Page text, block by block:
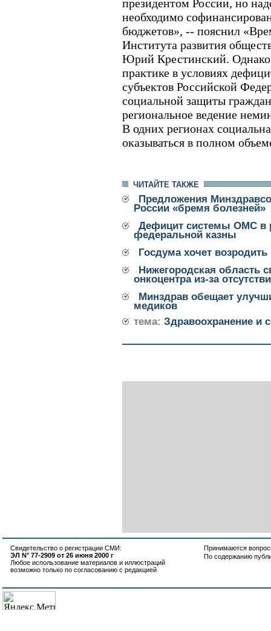
президентом России, но
необходимо
бюджетов», -- пояснил
Института развития
Юрий Крестинский.
практике в условиях
субъектов Российской
социальной защиты
региональное ведение
В одних регионах
оказываться в полном
ЧИТАЙТЕ ТАКЖЕ
Предложения
России «бремя болезней»
Дефицит системы ОМС в
федеральной казны
Госдума хочет
Нижегородская область
онкоцентра из-за
Минздрав обещает
медиков
тема: Здравоохранение и
Свидетельство о регистрации СМИ:
ЭЛ N° 77-2909 от 26 июня 2000 г
Любое использование материалов и иллюстраций
возможно только по согласованию с редакцией
Принимаются
По содержанию